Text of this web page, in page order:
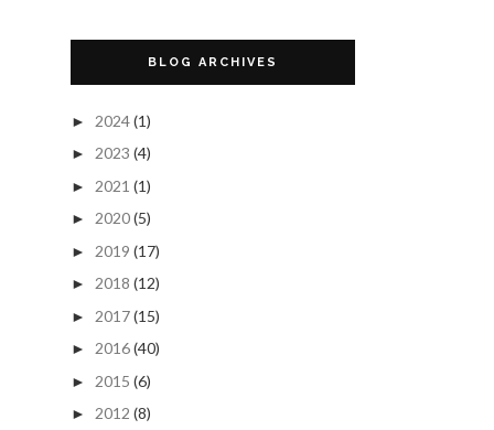
BLOG ARCHIVES
► 2024(1)
► 2023 (4)
► 2021 (1)
► 2020(5)
► 2019 (17)
► 2018 (12)
► 2017(15)
► 2016(40)
► 2015 (6)
► 2012 (8)